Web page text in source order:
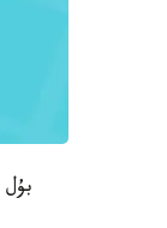
بۇل